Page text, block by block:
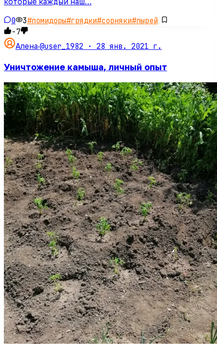
0 3#помидоры#грядки#сорняки#пырей
-7
Алена·@user_1982 · 28 янв. 2021 г.
Уничтожение камыша, личный опыт